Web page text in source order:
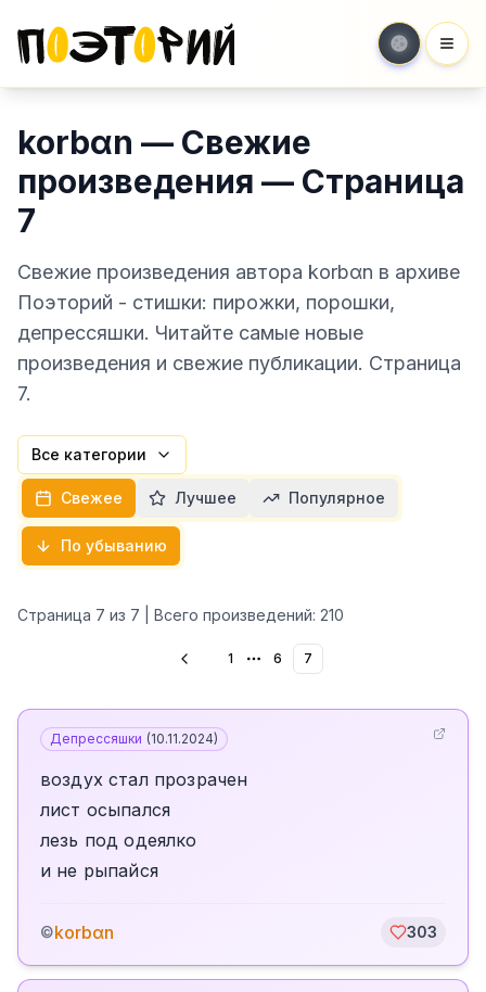
korbαn — Свежие
произведения — Страница
7
Свежие произведения автора korbαn в архиве
Поэторий - стишки: пирожки, порошки,
депрессяшки. Читайте самые новые
произведения и свежие публикации. Страница
7.
Все категории
Свежее Лучшее Популярное
По убыванию
Страница 7 из 7 | Всего произведений: 210
1 More pages
6 7
Депрессяшки (10.11.2024)
воздух стал прозрачен
лист осыпался
лезь под одеялко
и не рыпайся
©korbαn 303